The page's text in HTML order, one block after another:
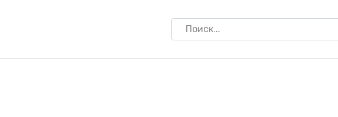
Search
for: